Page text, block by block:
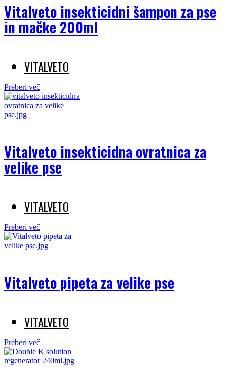
Vitalveto insekticidni šampon za pse
in mačke 200ml
VITALVETO
Preberi več
Vitalveto insekticidna ovratnica za
velike pse
VITALVETO
Preberi več
Vitalveto pipeta za velike pse
VITALVETO
Preberi več